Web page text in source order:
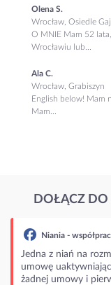
Olena S.
Wrocław, Osiedle Gaj
O MNIE Mam 52
Wrocławiu lub...
Ala C.
Wrocław, Grabiszyn
English below! Mam
Mam...
DOŁĄCZ
- współpraca z
z niań na rozmowie
uaktywniającą.
umowy i pierwsze